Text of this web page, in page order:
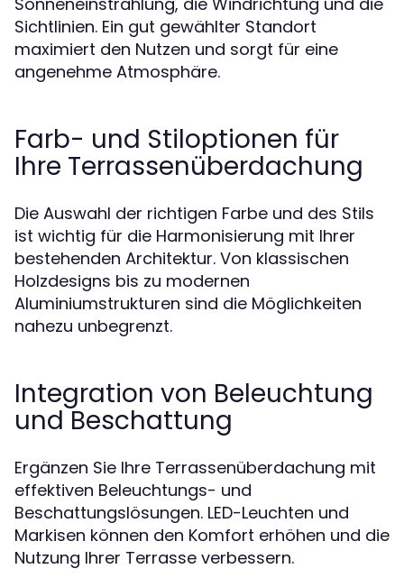
Sichtlinien. Ein gut gewählter Standort
maximiert den Nutzen und sorgt für eine
angenehme Atmosphäre.
Farb- und Stiloptionen für
Ihre Terrassenüberdachung
Die Auswahl der richtigen Farbe und des Stils
ist wichtig für die Harmonisierung mit Ihrer
bestehenden Architektur. Von klassischen
Holzdesigns bis zu modernen
Aluminiumstrukturen sind die Möglichkeiten
nahezu unbegrenzt.
Integration von Beleuchtung
und Beschattung
Ergänzen Sie Ihre Terrassenüberdachung mit
effektiven Beleuchtungs- und
Beschattungslösungen. LED-Leuchten und
Markisen können den Komfort erhöhen und die
Nutzung Ihrer Terrasse verbessern.